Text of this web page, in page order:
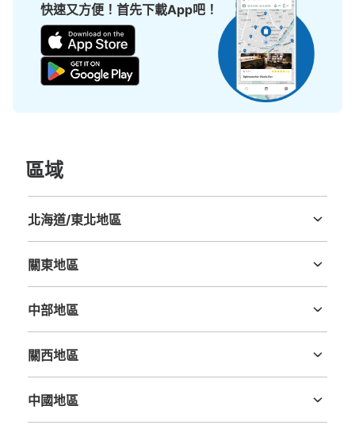
大的:4/ ¥1500中等的:3/ ¥1200小的:4/ ¥900
付款方式
ICカード
查看此投幣式儲物櫃的位置
从JR新宿駅站步行5分钟。
本日營業時間
置、24時間営業
可保管的行李數
快速又方便！首先下載App吧！
區域
北海道/東北地區
關東地區
中部地區
關西地區
中國地區